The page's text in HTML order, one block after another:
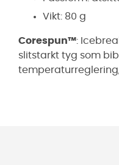
Vikt: 80 g
Corespun™:
slitstarkt tyg som